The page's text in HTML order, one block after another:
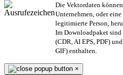
Die Vektordaten
Unternehmen, oder
legitimierte Person,
Im Downloadpaket
(CDR, AI EPS, PDF)
GIF) enthalten.
×